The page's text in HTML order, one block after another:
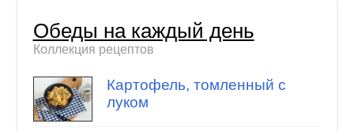
Обеды на каждый день
Коллекция рецептов
Картофель, томленный с
луком